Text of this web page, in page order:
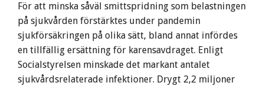
För att minska såväl smittspridning som belastningen
på sjukvården förstärktes under pandemin
sjukförsäkringen på olika sätt, bland annat infördes
en tillfällig ersättning för karensavdraget. Enligt
Socialstyrelsen minskade det markant antalet
sjukvårdsrelaterade infektioner. Drygt 2,2 miljoner